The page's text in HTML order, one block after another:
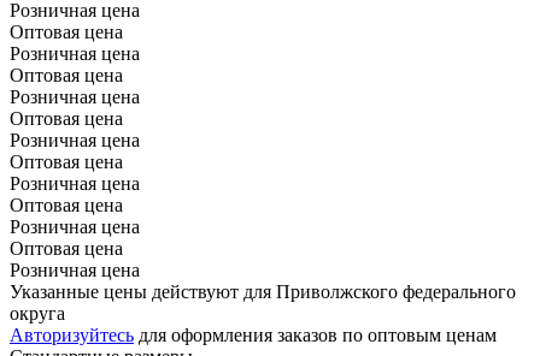
Розничная цена
Оптовая цена
Розничная цена
Оптовая цена
Розничная цена
Оптовая цена
Розничная цена
Оптовая цена
Розничная цена
Оптовая цена
Розничная цена
Оптовая цена
Розничная цена
Указанные цены действуют для Приволжского федерального
округа
Авторизуйтесь для оформления заказов по оптовым ценам